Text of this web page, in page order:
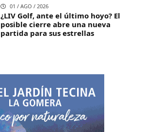
01 / AGO / 2026
¿LIV Golf, ante el último hoyo? El
posible cierre abre una nueva
partida para sus estrellas